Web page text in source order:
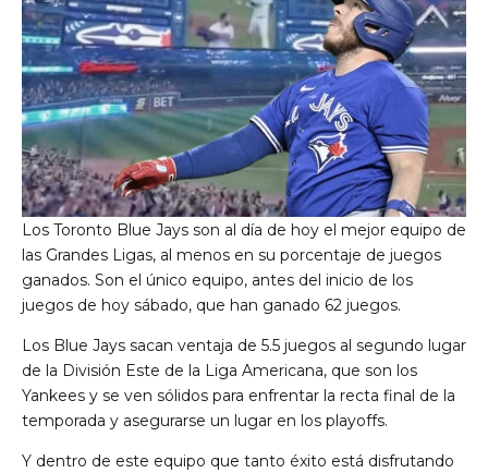
Los Toronto Blue Jays son al día de hoy el mejor equipo de
las Grandes Ligas, al menos en su porcentaje de juegos
ganados. Son el único equipo, antes del inicio de los
juegos de hoy sábado, que han ganado 62 juegos.
Los Blue Jays sacan ventaja de 5.5 juegos al segundo lugar
de la División Este de la Liga Americana, que son los
Yankees y se ven sólidos para enfrentar la recta final de la
temporada y asegurarse un lugar en los playoffs.
Y dentro de este equipo que tanto éxito está disfrutando